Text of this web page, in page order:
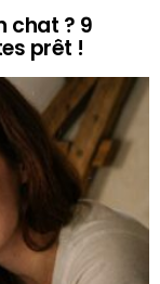
chat ? 9
prêt !